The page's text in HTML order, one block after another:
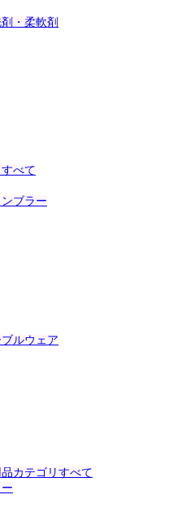
・柔軟剤
べて
ブラー
ルウェア
カテゴリすべて